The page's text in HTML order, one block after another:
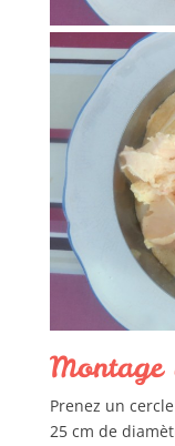
Prenez un
25 cm de